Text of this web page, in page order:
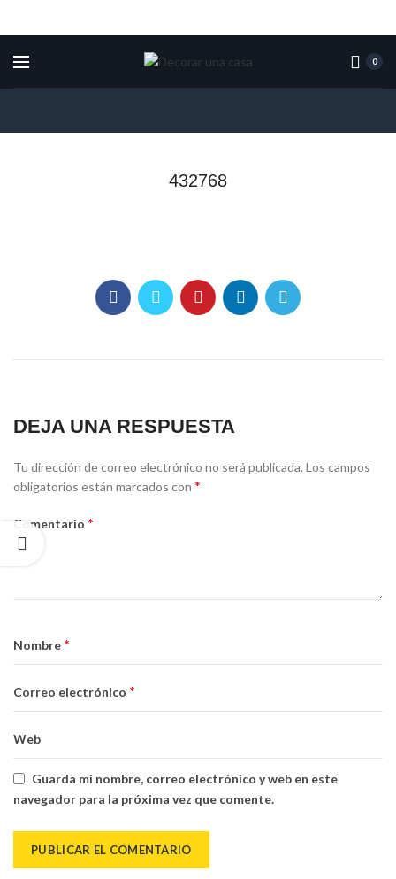
0
432768
DEJA UNA RESPUESTA
Tu dirección de correo electrónico no será publicada.Los campos
obligatorios están marcados con *
Comentario *
Nombre *
Correo electrónico *
Web
Guarda mi nombre, correo electrónico y web en este
navegador para la próxima vez que comente.